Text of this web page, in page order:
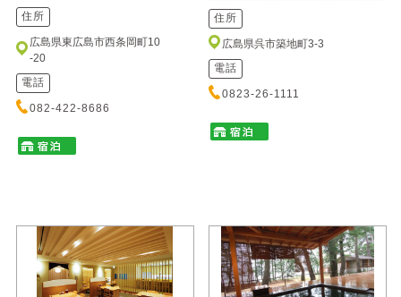
住所
広島県東広島市西条岡町10
-20
電話
082-422-8686
住所
広島県呉市築地町3-3
電話
0823-26-1111